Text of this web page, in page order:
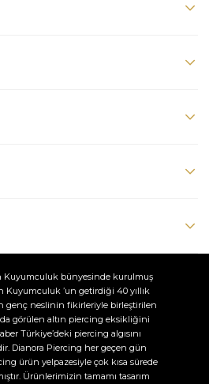
Kuyumculuk bünyesinde kurulmuş
Kuyumculuk ’un getirdiği 40 yıllık
genç neslinin fikirleriyle birleştirilen
görülen altın piercing eksikliğini
Türkiye’deki piercing algısını
Dianora Piercing her geçen gün
ürün yelpazesiyle çok kısa sürede
Ürünlerimizin tamamı tasarım